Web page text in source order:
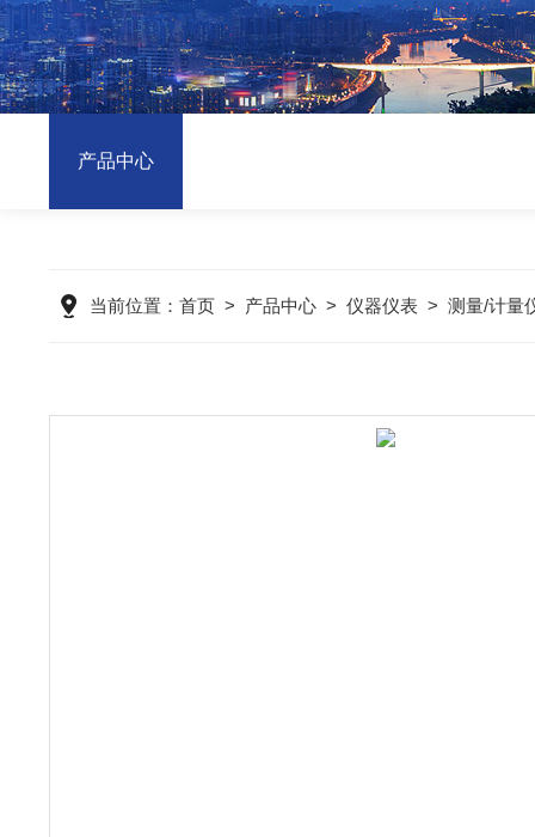
产品中心
当前位置： 首页> 产品中心> 仪器仪表> 测量/计量